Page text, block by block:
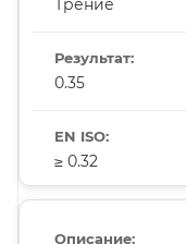
Трение
0.35
≥ 0.32